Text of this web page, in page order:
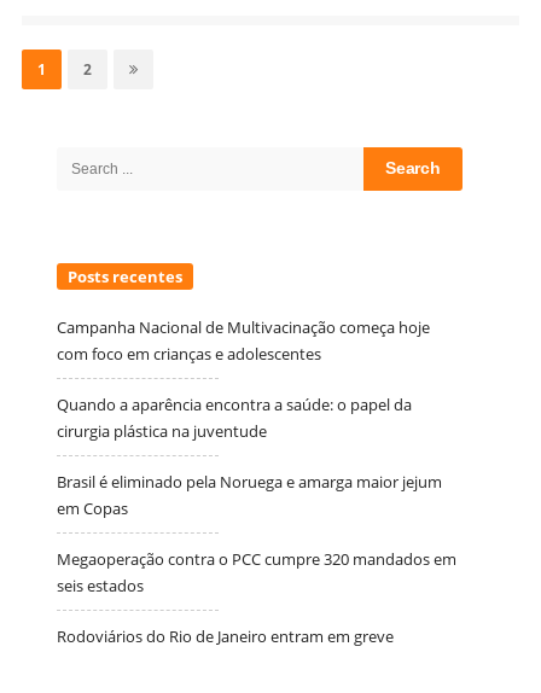
por
posts
Page
1 Page
2
Search
Posts recentes
Campanha Nacional de Multivacinação começa hoje
com foco em crianças e adolescentes
Quando a aparência encontra a saúde: o papel da
cirurgia plástica na juventude
Brasil é eliminado pela Noruega e amarga maior jejum
em Copas
Megaoperação contra o PCC cumpre 320 mandados em
seis estados
Rodoviários do Rio de Janeiro entram em greve